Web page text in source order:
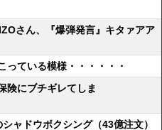
さん、『爆弾発言』キタァアア
っている模様・・・・・・
険にブチギレてしま
ャドウボクシング（43億注文）